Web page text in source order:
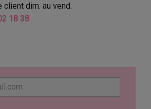
client dim. au vend.
18 38